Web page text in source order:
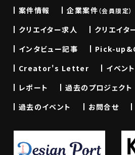
案件情報
企業案件（会員限定）
クリエイター求人
クリエイタ
インタビュー記事
Pick-
Creator's Letter
イベン
レポート
過去のプロジェクト
過去のイベント
お問合せ